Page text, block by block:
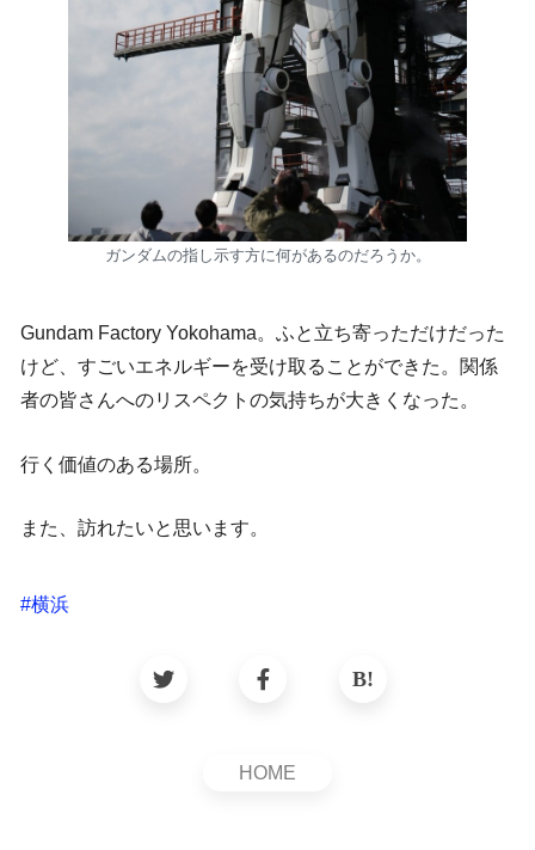
ガンダムの指し示す方に何があるのだろうか。
Gundam Factory Yokohama。ふと立ち寄っただけだった
けど、すごいエネルギーを受け取ることができた。関係
者の皆さんへのリスペクトの気持ちが大きくなった。
行く価値のある場所。
また、訪れたいと思います。
#横浜
HOME